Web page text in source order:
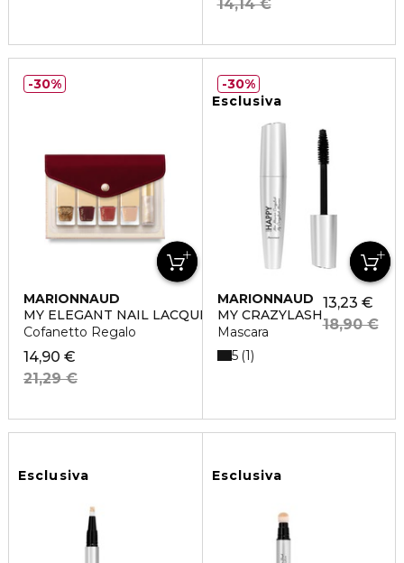
14,14 €
MARIONNAUD
MY ELEGANT NAIL LACQUER POUCH
Cofanetto Regalo
14,90 €
21,29 €
30%
Esclusiva
MARIONNAUD
MY CRAZYLASH
Mascara
13,23 €
18,90 €
5 1
30%
Esclusiva Esclusiva